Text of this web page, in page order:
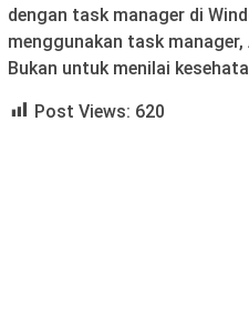
dengan task manager di
menggunakan task
Bukan untuk menilai
Post Views: 620